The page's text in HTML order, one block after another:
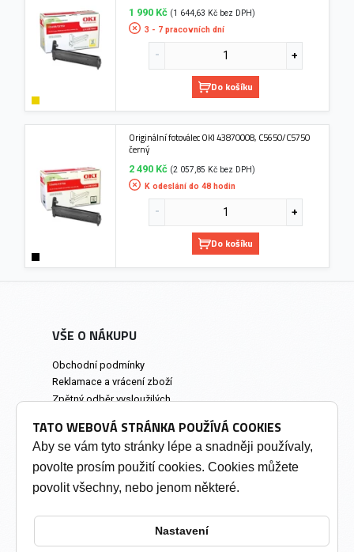
1 990 Kč (1 644,63 Kč bez DPH)
3 - 7 pracovních dní
Do košíku
Originální fotoválec OKI 43870008, C5650/C5750
černý
2 490 Kč (2 057,85 Kč bez DPH)
K odeslání do 48 hodin
Do košíku
VŠE O NÁKUPU
Obchodní podmínky
Reklamace a vrácení zboží
Zpětný odběr vysloužilých
Prodejna a osobní odběr
INFORMACE
TATO WEBOVÁ STRÁNKA POUŽÍVÁ COOKIES
Aby se vám tyto stránky lépe a snadněji používaly,
povolte prosím použití cookies. Cookies můžete
povolit všechny, nebo jenom některé.
Nastavení